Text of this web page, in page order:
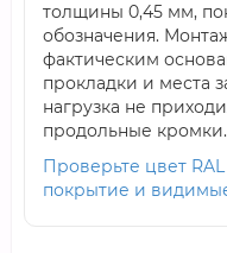
толщины 0,45 мм,
обозначения.
фактическим
прокладки и места
нагрузка не
продольные кромки.
Проверьте цвет
покрытие и